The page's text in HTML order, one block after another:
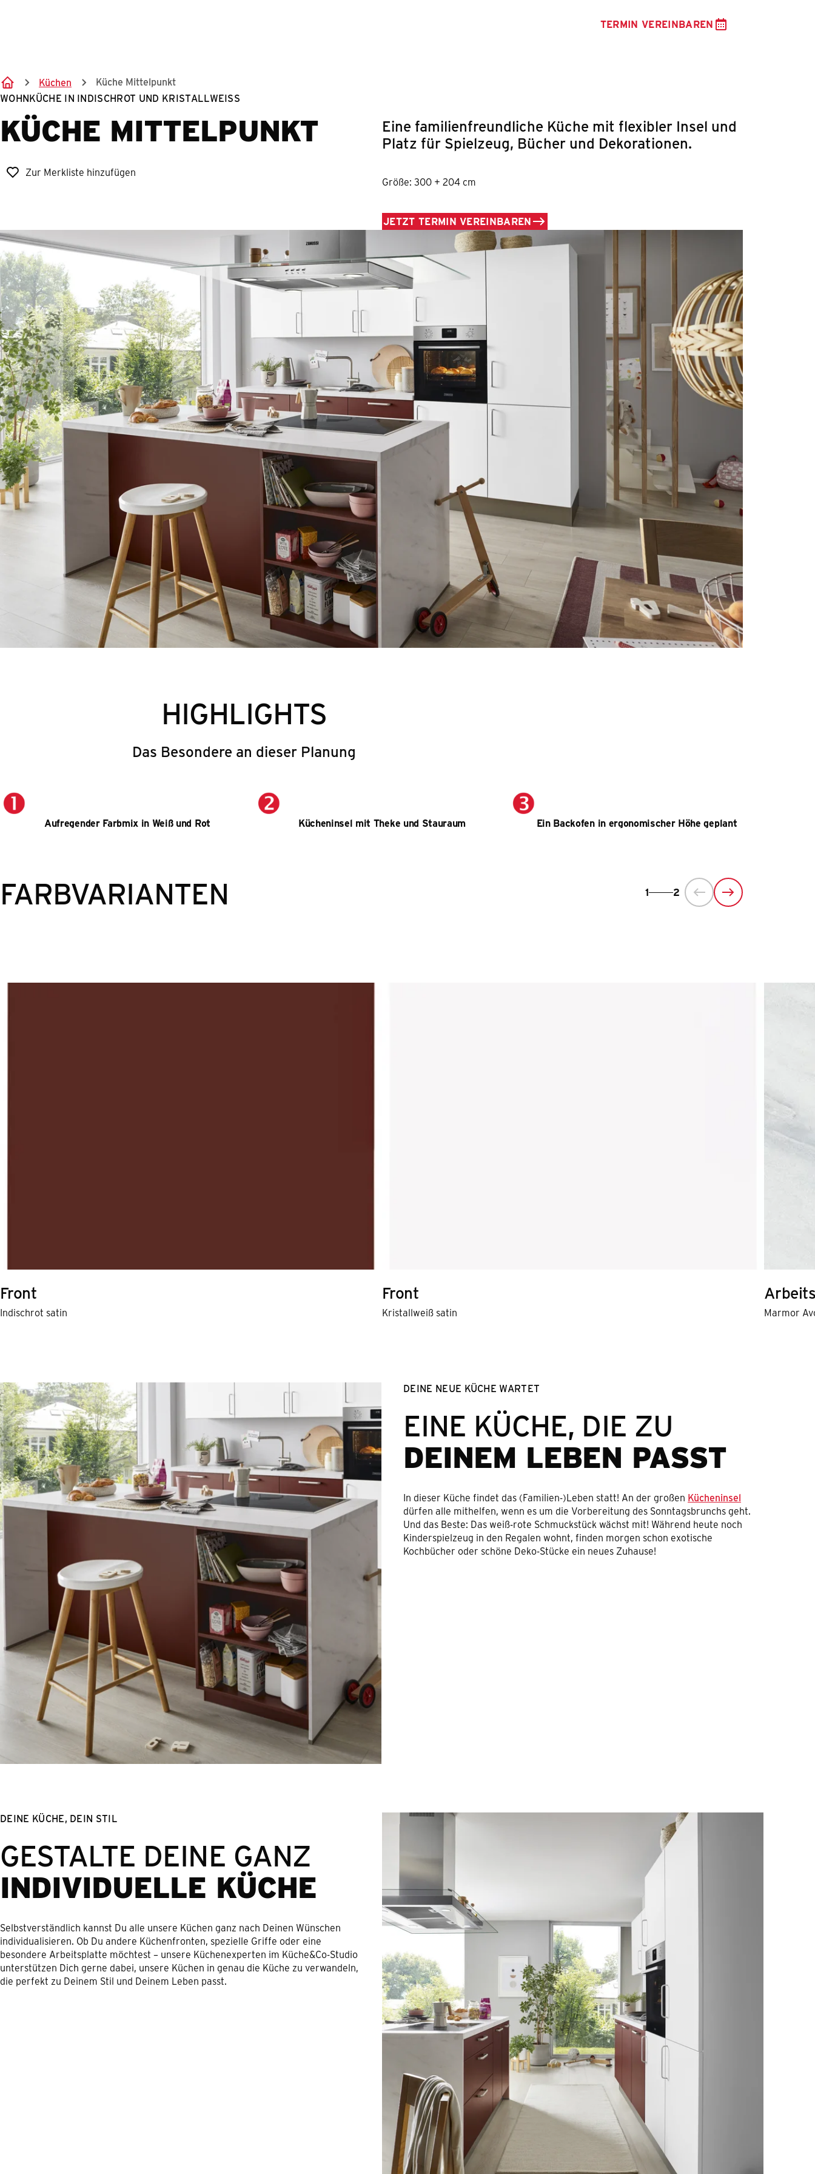
TERMIN VEREINBAREN
Küchen
Küche Mittelpunkt
WOHNKÜCHE IN INDISCHROT UND KRISTALLWEISS
KÜCHE MITTELPUNKT
Zur Merkliste hinzufügen
Eine familienfreundliche Küche mit flexibler Insel und
Platz für Spielzeug, Bücher und Dekorationen.
Größe: 300 + 204 cm
JETZT TERMIN VEREINBAREN
HIGHLIGHTS
Das Besondere an dieser Planung
Aufregender Farbmix in Weiß und Rot Kücheninsel mit Theke und Stauraum Ein Backofen in ergonomischer Höhe geplant
FARBVARIANTEN 1 2
Front
Indischrot satin
Front
Kristallweiß satin Marmor
DEINE NEUE KÜCHE WARTET
EINE KÜCHE, DIE ZU
DEINEM LEBEN PASST
In dieser Küche findet das (Familien-)Leben statt! An der großen Kücheninsel
dürfen alle mithelfen, wenn es um die Vorbereitung des Sonntagsbrunchs geht.
Und das Beste: Das weiß-rote Schmuckstück wächst mit! Während heute noch
Kinderspielzeug in den Regalen wohnt, finden morgen schon exotische
Kochbücher oder schöne Deko-Stücke ein neues Zuhause!
DEINE KÜCHE, DEIN STIL
GESTALTE DEINE GANZ
INDIVIDUELLE KÜCHE
Selbstverständlich kannst Du alle unsere Küchen ganz nach Deinen Wünschen
individualisieren. Ob Du andere Küchenfronten, spezielle Griffe oder eine
besondere Arbeitsplatte möchtest – unsere Küchenexperten im Küche&Co-Studio
unterstützen Dich gerne dabei, unsere Küchen in genau die Küche zu verwandeln,
die perfekt zu Deinem Stil und Deinem Leben passt.